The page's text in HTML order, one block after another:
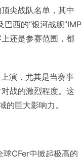
尖战队名单，其中
巴西的“银河战舰”IMP
还是参赛范围，都
演，尤其是当赛事
战的激烈程度。这
巨大影响力。
CFer中掀起极高的